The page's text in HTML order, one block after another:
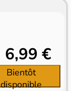
6,99 €
Bientôt
disponible